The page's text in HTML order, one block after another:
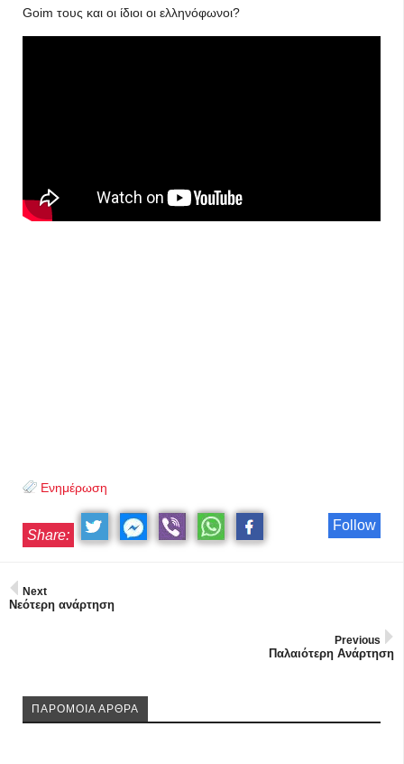
Goim τους και οι ίδιοι οι ελληνόφωνοι?
Ενημέρωση
Follow
Share:
Next
Νεότερη ανάρτηση
Previous
Παλαιότερη Ανάρτηση
ΠΑΡΟΜΟΙΑ ΑΡΘΡΑ